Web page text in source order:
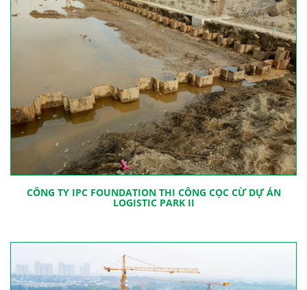
CÔNG TY IPC FOUNDATION THI CÔNG CỌC CỪ DỰ ÁN
LOGISTIC PARK II